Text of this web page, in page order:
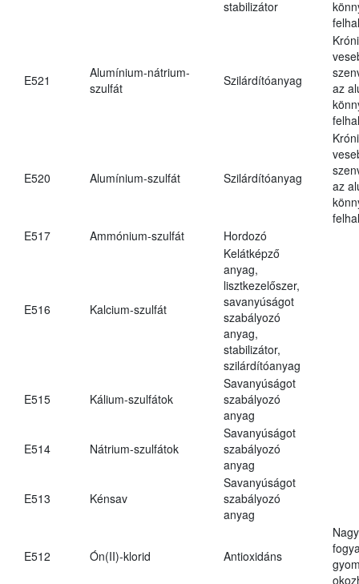
stabilizátor
E521
Alumínium-nátrium-
szulfát
Szilárdítóanyag
az
E520 Alumínium-szulfát Szilárdítóanyag
az
E517
Ammónium-szulfát Hordozó
E516 Kalcium-szulfát
Kelátképző
anyag,
lisztkezelőszer,
savanyúságot
szabályozó
anyag,
stabilizátor,
szilárdítóanyag
E515 Kálium-szulfátok
Savanyúságot
szabályozó
anyag
E514 Nátrium-szulfátok
Savanyúságot
szabályozó
anyag
E513 Kénsav
Savanyúságot
szabályozó
anyag
E512 Ón(II)-klorid Antioxidáns